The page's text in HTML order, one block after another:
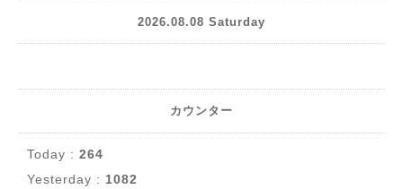
2026.08.08 Saturday
カウンター
Today : 264
Yesterday : 1082